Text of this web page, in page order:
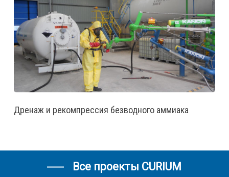
Дренаж и рекомпрессия безводного аммиака
Все проекты CURIUM